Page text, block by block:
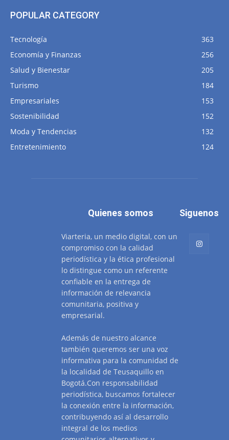
POPULAR CATEGORY
Tecnología
363
Economía y Finanzas
256
Salud y Bienestar
205
Turismo
184
Empresariales
153
Sostenibilidad
152
Moda y Tendencias
132
Entretenimiento
124
Quienes somos
Viarteria, un medio digital, con un
compromiso con la calidad
periodística y la ética profesional
lo distingue como un referente
confiable en la entrega de
información de relevancia
comunitaria, positiva y
empresarial.
Además de nuestro alcance
también queremos ser una voz
informativa para la comunidad de
la localidad de Teusaquillo en
Bogotá.Con responsabilidad
periodística, buscamos fortalecer
la conexión entre la información,
contribuyendo así al desarrollo
integral de los medios
Siguenos